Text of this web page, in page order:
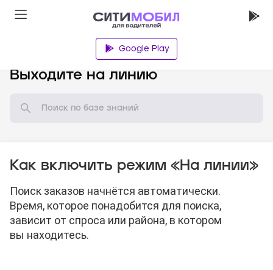
Google Play
Выходите на линию
Как включить режим «На линии»
Поиск заказов начнётся автоматически.
Время, которое понадобится для поиска,
зависит от спроса или района, в котором
вы находитесь.